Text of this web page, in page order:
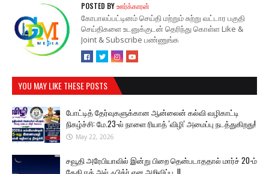
POSTED BYஊர்க்காரன்
கோபாலப்பட்டினம் செய்தி மற்றும் சுற்று வட்டார பகுதி
செய்திகளை உடனுக்குடன் தெரிந்து கொள்ள Like &
Joint & Subscribe பண்ணுங்க
YOU MAY LIKE THESE POSTS
போட்டித் தேர்வுகளுக்கான ஆன்லைன் கல்வி வழிகாட்டி
நிகழ்ச்சி: மே.23-ல் நாளை ரியாத் 'விழி' அமைப்பு நடத்துகிறது!
May 22, 2026
சவூதி அரேபியாவில் இன்று பிறை தென்படாததால் மார்ச் 20-ம்
தேதி ஈத் அல் ஃபித்ர் என அறிவிப்பு..!!